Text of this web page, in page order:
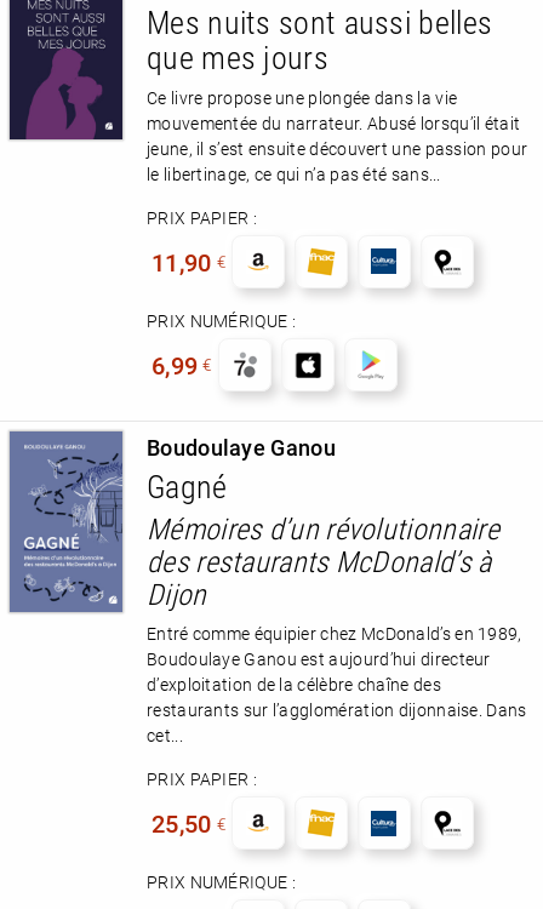
Mes nuits sont aussi belles
que mes jours
Ce livre propose une plongée dans la vie
mouvementée du narrateur. Abusé lorsqu’il était
jeune, il s’est ensuite découvert une passion pour
le libertinage, ce qui n’a pas été sans...
PRIX PAPIER :
11,90 €
PRIX NUMÉRIQUE :
6,99 €
Boudoulaye Ganou
Gagné
Mémoires d’un révolutionnaire
des restaurants McDonald’s à
Dijon
Entré comme équipier chez McDonald’s en 1989,
Boudoulaye Ganou est aujourd’hui directeur
d’exploitation de la célèbre chaîne des
restaurants sur l’agglomération dijonnaise. Dans
cet...
PRIX PAPIER :
25,50 €
PRIX NUMÉRIQUE :